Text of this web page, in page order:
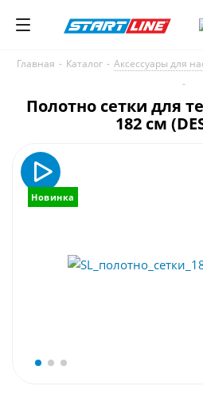
Главная - Каталог - Аксессуары для
-
Полотно сетки для
182 см
Новинка